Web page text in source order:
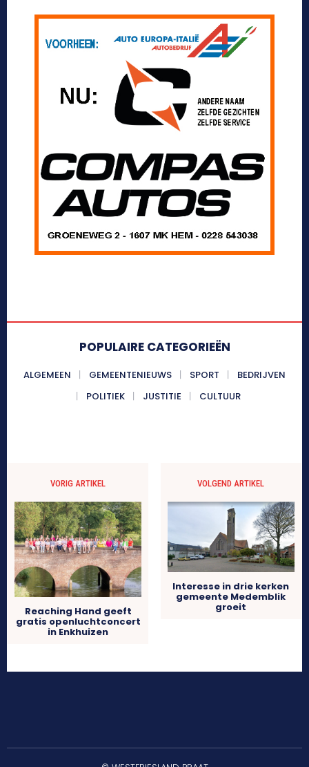
POPULAIRE CATEGORIEËN
ALGEMEEN GEMEENTENIEUWS SPORT
BEDRIJVEN
POLITIEK
JUSTITIE CULTUUR
VORIG ARTIKEL
Reaching Hand geeft
gratis openluchtconcert
in Enkhuizen
VOLGEND ARTIKEL
Interesse in drie kerken
gemeente Medemblik
groeit